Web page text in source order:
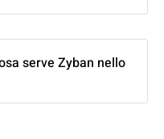
serve Zyban nello